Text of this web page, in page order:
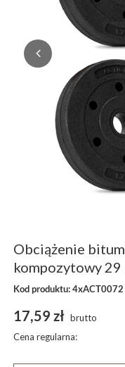
Obciążenie
kompozytowy 29
Kod produktu: 4xACT0072
17,59 zł brutto
Cena regularna: